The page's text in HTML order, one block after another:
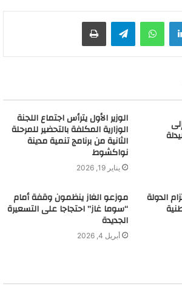
لينكدإن واتساب
الوزير الأول يترأس اجتماع اللجنة
الوزارية المكلفة بالتحضير للمرحلة
الثانية من برنامج تنمية مدينة
نواكشوط
يناير 19, 2026
الدولة موزعو الغاز ينظمون وقفة أمام
“سوما غاز” احتجاجا على التسعيرة
الجديدة
أبريل 4, 2026